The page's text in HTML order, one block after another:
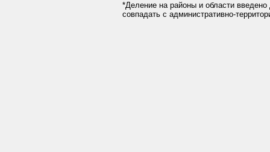
*Деление на районы и области введено
совпадать с административно-